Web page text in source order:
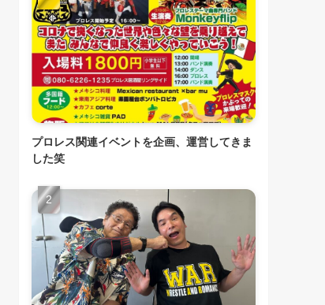
プロレス関連イベントを企画、運営してきま
した笑